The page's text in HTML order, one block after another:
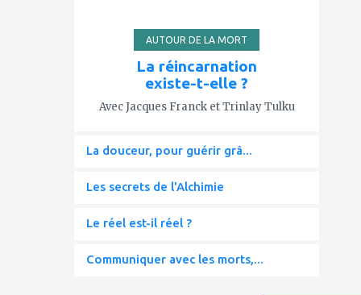
AUTOUR DE LA MORT
La réincarnation
existe-t-elle ?
Avec Jacques Franck et Trinlay Tulku
La douceur, pour guérir grâ...
Les secrets de l'Alchimie
Le réel est-il réel ?
Communiquer avec les morts,...